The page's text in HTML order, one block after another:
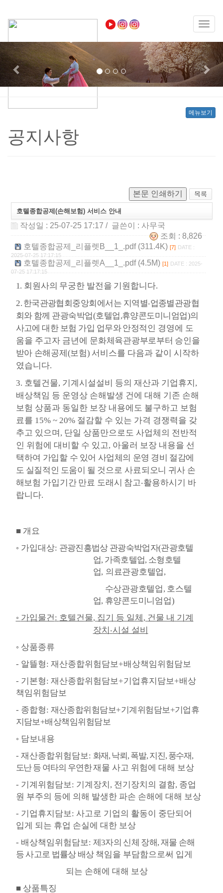
Previous
메뉴보기
공지사항
본문 인쇄하기
호텔종합공제(손해보험) 서비스 안내
작성일 : 25-07-25 17:17 / 글쓴이 : 사무국
조회 : 8,826
호텔종합공제_리플렛B__1_.pdf (311.4K) [7] DATE :
2025-07-25 17:17:15
호텔종합공제_리플렛A__1_.pdf (4.5M) [1] DATE : 2025-
07-25 17:17:15
1. 회원사의 무궁한 발전을 기원합니다.
2. 한국관광협회중앙회에서는 지역별‧업종별관광협
회와 함께 관광숙박업(호텔업,휴양콘도미니엄업)의
사고에 대한 보험 가입 업무와 안정적인 경영에 도
움을 주고자 금년에 문화체육관광부로부터 승인을
받아 손해공제(보험) 서비스를 다음과 같이 시작하
였습니다.
3. 호텔건물, 기계시설설비 등의 재산과 기업휴지 ,
배상책임 등 운영상 손해발생 건에 대해 기존 손해
보험 상품과 동일한 보장 내용에도 불구하고 보험
료를 15% ~ 20% 절감할 수 있는 가격 경쟁력을 갖
추고 있으며 , 단일 상품만으로도 사업체의 전반적
인 위험에 대비할 수 있고, 아울러 보장 내용을 선
택하여 가입할 수 있어 사업체의 운영 경비 절감에
도 실질적인 도움이 될 것으로 사료되오니 귀사 손
해보험 가입기간 만료 도래시 참고‧활용하시기 바
랍니다.
■ 개요
◦ 가입대상: 관광진흥법상 관광숙박업자(관광호텔
업, 가족호텔업, 소형호텔
업, 의료관광호텔업,
수상관광호텔업, 호스텔
업, 휴양콘도미니엄업)
◦ 가입물건 : 호텔건물, 집기 등 일체 , 건물 내 기계
장치 ‧시설 설비
◦ 상품종류
- 알뜰형: 재산종합위험담보 +배상책임위험담보
- 기본형: 재산종합위험담보 +기업휴지담보 +배상
책임위험담보
- 종합형: 재산종합위험담보+기계위험담보 +기업휴
지담보 +배상책임위험담보
◦ 담보내용
- 재산종합위험담보 : 화재, 낙뢰, 폭발, 지진, 풍수재,
도난 등 여타의 우연한재물 사고 위험에 대해 보상
- 기계위험담보 : 기계장치 , 전기장치의 결함, 종업
원 부주의 등에 의해 발생한 파손 손해에 대해 보상
- 기업휴지담보 : 사고로 기업의 활동이 중단되어
입게 되는 휴업 손실에 대한 보상
- 배상책임위험담보 : 제3자의 신체 장해, 재물 손해
등 사고로 법률상 배상 책임을 부담함으로써 입게
되는 손해에 대해 보상
■ 상품특징